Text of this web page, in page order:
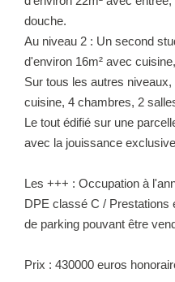
douche.
Au niveau 2 : Un second
d'environ 16m² avec
Sur tous les autres
cuisine, 4 chambres, 2
Le tout édifié sur une
avec la jouissance
Les +++ : Occupation à
DPE classé C / Prestations
de parking pouvant être
Prix : 430000 euros